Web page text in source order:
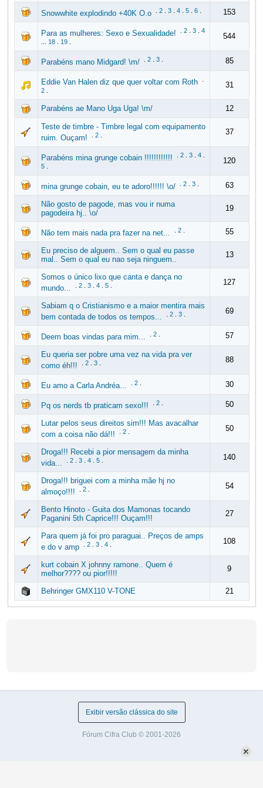
Snowwhite explodindo +40K O.o 2. 3. 4. 5. 6. 153
Para as mulheres: Sexo e Sexualidade! 2. 3. 4
18. 19.
544
Parabéns mano Midgard! \m/ 2. 3. 85
Eddie Van Halen diz que quer voltar com Roth
2.
31
Parabéns ae Mano Uga Uga! \m/ 12
Teste de timbre - Timbre legal com equipamento
ruim. Ouçam!
2. 37
Parabéns mina grunge cobain !!!!!!!!!!!! 2. 3. 4.
5.
120
mina grunge cobain, eu te adoro!!!!!! \o/ 2. 3. 63
Não gosto de pagode, mas vou ir numa
pagodeira hj.. \o/
19
Não tem mais nada pra fazer na net... 2. 55
Eu preciso de alguem.. Sem o qual eu passe
mal.. Sem o qual eu nao seja ninguem..
13
Somos o único lixo que canta e dança no
mundo...
2. 3. 4. 5. 127
Sabiam q o Cristianismo e a maior mentira mais
bem contada de todos os tempos...
2. 3. 69
Deem boas vindas para mim... 2. 57
Eu queria ser pobre uma vez na vida pra ver
como éh!!!
2. 3. 88
Eu amo a Carla Andréa... 2. 30
Pq os nerds tb praticam sexo!!! 2. 50
Lutar pelos seus direitos sim!!! Mas avacalhar
com a coisa não dá!!!
2. 50
Droga!!! Recebi a pior mensagem da minha
vida...
2. 3. 4. 5. 140
Droga!!! briguei com a minha mãe hj no
almoço!!!!
2. 54
Bento Hinoto - Guita dos Mamonas tocando
Paganini 5th Caprice!!! Ouçam!!!
27
Para quem já foi pro paraguai.. Preços de amps
e do v amp
2. 3. 4. 108
kurt cobain X johnny ramone.. Quem é
melhor???? ou pior!!!!!
9
Behringer GMX110 V-TONE 21
Exibir versão clássica do site
Fórum Cifra Club © 2001-2026